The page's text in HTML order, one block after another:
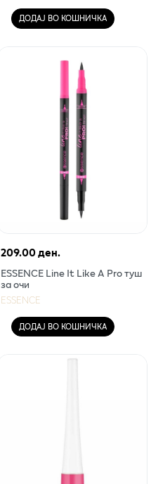
ДОДАЈ ВО КОШНИЧКА
209.00 ден.
ESSENCE Line It Like A Pro туш
за очи
ESSENCE
ДОДАЈ ВО КОШНИЧКА